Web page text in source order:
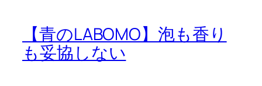
【青のLABOMO】泡も香り
も妥協しない